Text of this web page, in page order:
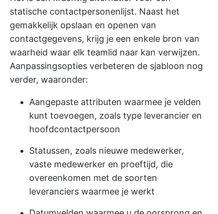
statische contactpersonenlijst. Naast het
gemakkelijk opslaan en openen van
contactgegevens, krijg je een enkele bron van
waarheid waar elk teamlid naar kan verwijzen.
Aanpassingsopties verbeteren de sjabloon nog
verder, waaronder:
Aangepaste attributen waarmee je velden
kunt toevoegen, zoals type leverancier en
hoofdcontactpersoon
Statussen, zoals nieuwe medewerker,
vaste medewerker en proeftijd, die
overeenkomen met de soorten
leveranciers waarmee je werkt